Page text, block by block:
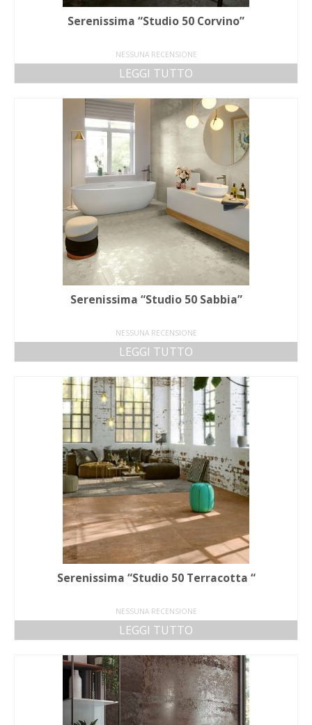
Serenissima “Studio 50 Corvino”
NESSUNA RECENSIONE
LEGGI TUTTO
Serenissima “Studio 50 Sabbia”
NESSUNA RECENSIONE
LEGGI TUTTO
Serenissima “Studio 50 Terracotta “
NESSUNA RECENSIONE
LEGGI TUTTO